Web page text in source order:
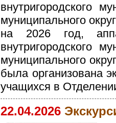
внутригородского
муниципального
на 2026 год,
внутригородского
муниципального
была организована
учащихся в
22.04.2026